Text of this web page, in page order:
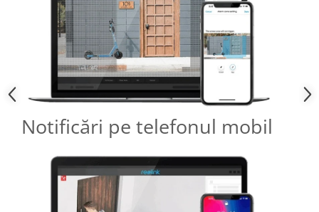
Notificări pe telefonul mobil